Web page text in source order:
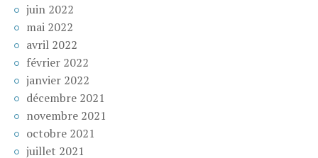
juin 2022
mai 2022
avril 2022
février 2022
janvier 2022
décembre 2021
novembre 2021
octobre 2021
juillet 2021